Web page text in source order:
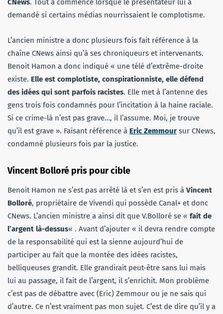
CNews. Tout a commencé lorsque le présentateur lui a
demandé si certains médias nourrissaient le complotisme.
L’ancien ministre a donc plusieurs fois fait référence à la
chaîne CNews ainsi qu’à ses chroniqueurs et intervenants.
Benoit Hamon a donc indiqué « une télé d’extrême-droite
existe. Elle est complotiste, conspirationniste, elle défend
des idées qui sont parfois racistes. Elle met à l’antenne des
gens trois fois condamnés pour l’incitation à la haine raciale.
Si ce crime-là n’est pas grave…, il l’assume. Moi, je trouve
qu’il est grave ». Faisant référence à Eric Zemmour sur CNews,
condamné plusieurs fois par la justice.
Vincent Bolloré pris pour cible
Benoit Hamon ne s’est pas arrêté là et s’en est pris à Vincent
Bolloré, propriétaire de Vivendi qui possède Canal+ et donc
CNews. L’ancien ministre a ainsi dit que V.Bolloré se « fait de
l’argent là-dessus« . Avant d’ajouter « il devra rendre compte
de la responsabilité qui est la sienne aujourd’hui de
participer au fait que la montée des idées racistes,
belliqueuses grandit. Elle grandirait peut-être sans lui mais
lui au passage, il fait de l’argent, il s’enrichit. Mon problème
c’est pas de débattre avec (Eric) Zemmour ou je ne sais qui
d’autre. Ce n’est vraiment pas mon sujet. C’est de dire qu’il y a